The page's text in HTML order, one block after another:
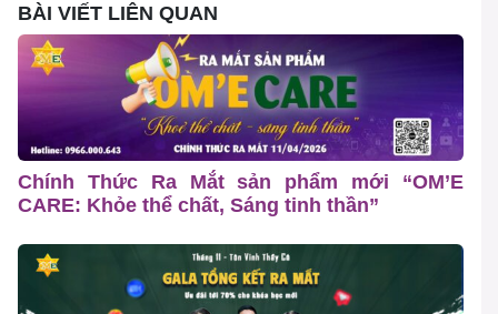
BÀI VIẾT LIÊN QUAN
Chính Thức Ra Mắt sản phẩm mới “OM’E
CARE: Khỏe thể chất, Sáng tinh thần”